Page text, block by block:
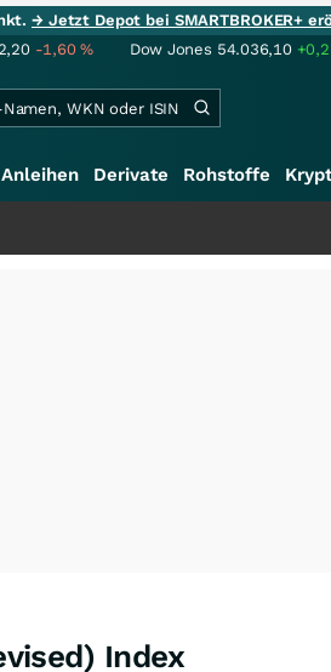
→ Jetzt Depot bei SMARTBROKER+
-1,60% Dow Jones 54.036,10
Anleihen Derivate Rohstoffe
Index